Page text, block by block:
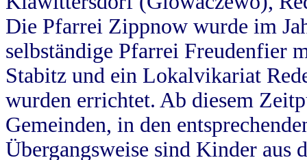
Die Pfarrei Zippnow wurde im
selbständige Pfarrei Freudenfier
Stabitz und ein Lokalvikariat
wurden errichtet. Ab diesem
Gemeinden, in den
Übergangsweise sind Kinder aus